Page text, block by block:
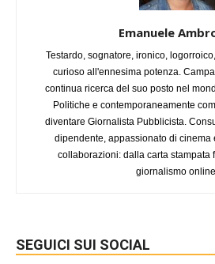
Emanuele
Testardo, sognatore, ironico,
curioso all'ennesima potenza.
continua ricerca del suo posto nel
Politiche e contemporaneamente
diventare Giornalista Pubblicista.
dipendente, appassionato di cinema
collaborazioni: dalla carta stampata
giornalismo
SEGUICI SUI SOCIAL